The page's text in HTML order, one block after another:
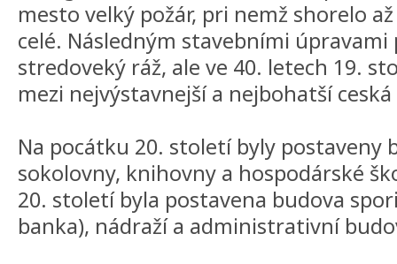
mesto velký požár, pri nemž shorelo
celé. Následným stavebními
stredoveký ráž, ale ve 40. letech 19.
mezi nejvýstavnejší a nejbohatší
Na pocátku 20. století byly postaveny
sokolovny, knihovny a hospodárské
20. století byla postavena budova
banka), nádraží a administrativní